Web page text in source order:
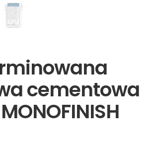
cementowa